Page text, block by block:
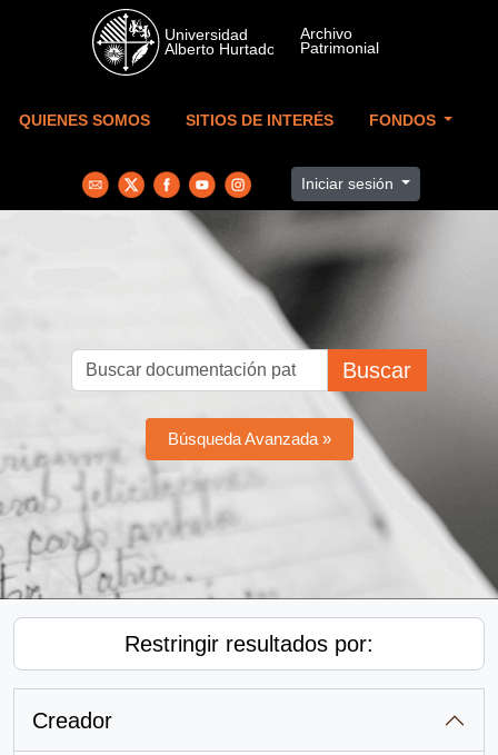
Skip to main content
QUIENES SOMOS SITIOS DE INTERÉS FONDOS
Iniciar sesión
Buscar
Búsqueda Avanzada »
Restringir resultados por:
Creador